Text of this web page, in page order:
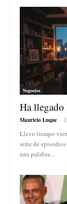
Negocios
Ha llegado
Mauricio Luque -
Llevo tiempo
serie de
una palabra...